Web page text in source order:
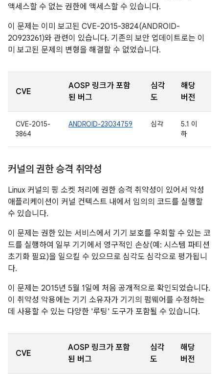
액세스할 수 없는 권한에 액세스할 수 있습니다.
이 문제는 이미 보고된 CVE-2015-3824(ANDROID-
20923261)와 관련이 있습니다. 기존의 보안 업데이트로는 이
미 보고된 문제의 변형을 해결할 수 없었습니다.
CVE
AOSP 링크가 포함
된 버그
심각
도
해당
버전
CVE-2015-
3864
ANDROID-23034759 심각
5.1 이
하
커널의 권한 승격 취약성
Linux 커널의 핑 소켓 처리에 권한 승격 취약성이 있어서 악성
애플리케이션이 커널 컨텍스트 내에서 임의의 코드를 실행할
수 있습니다.
이 문제는 권한 있는 서비스에서 기기 보호를 우회할 수 있는 코
드를 실행하여 일부 기기에서 영구적인 손상(예: 시스템 파티션
초기화 필요)을 일으킬 수 있으므로 심각도 심각으로 평가됩니
다.
이 문제는 2015년 5월 1일에 처음 공개적으로 확인되었습니다.
이 취약성 악용에는 기기 소유자가 기기의 펌웨어를 수정하는
데 사용할 수 있는 다양한 '루팅' 도구가 포함될 수 있습니다.
CVE
AOSP 링크가 포함
된 버그
심각
도
해당
버전